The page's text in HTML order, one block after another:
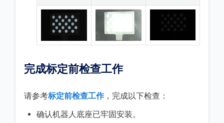
完成标定前检查工作
请参考标定前检查工作，完成以下检查：
确认机器人底座已牢固安装。